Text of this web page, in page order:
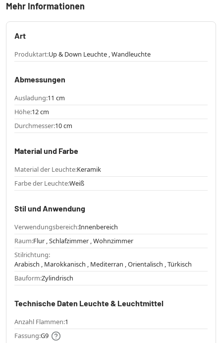
Mehr Informationen
Art
Produktart:Up & Down Leuchte , Wandleuchte
Abmessungen
Ausladung:11 cm
Höhe:12 cm
Durchmesser:10 cm
Material und Farbe
Material der Leuchte:Keramik
Farbe der Leuchte:Weiß
Stil und Anwendung
Verwendungsbereich:Innenbereich
Raum:Flur , Schlafzimmer , Wohnzimmer
Stilrichtung:
Arabisch , Marokkanisch , Mediterran , Orientalisch , Türkisch
Bauform:Zylindrisch
Technische Daten Leuchte & Leuchtmittel
Anzahl Flammen:1
Fassung:G9